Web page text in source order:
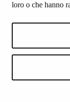
loro o che hanno
Modello